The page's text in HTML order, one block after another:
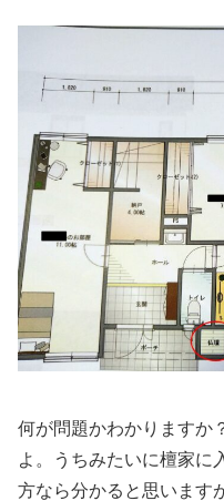
何が問題かわかりますか
よ。うちみたいに檀家に
方なら分かると思います